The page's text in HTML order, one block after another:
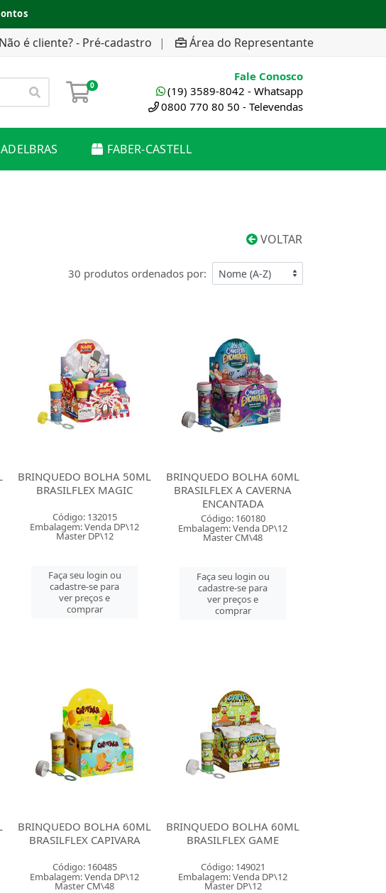
Não é cliente? - Pré-cadastro | Área do Representante
0
Fale Conosco
(19) 3589-8042 - Whatsapp
0800 770 80 50 - Televendas
ADELBRAS FABER-CASTELL
VOLTAR
30 produtos ordenados por:
BRINQUEDO BOLHA 50ML
BRASILFLEX MAGIC
Código: 132015
Embalagem: Venda DP\12
Master DP\12
Faça seu login ou
cadastre-se para
ver preços e
comprar
BRINQUEDO BOLHA 60ML
BRASILFLEX A CAVERNA
ENCANTADA
Código: 160180
Embalagem: Venda DP\12
Master CM\48
Faça seu login ou
cadastre-se para
ver preços e
comprar
BRINQUEDO BOLHA 60ML
BRASILFLEX CAPIVARA
Código: 160485
Embalagem: Venda DP\12
Master CM\48
BRINQUEDO BOLHA 60ML
BRASILFLEX GAME
Código: 149021
Embalagem: Venda DP\12
Master DP\12